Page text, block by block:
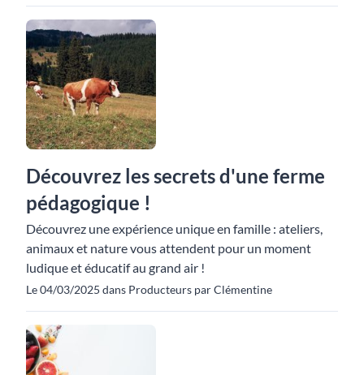
Découvrez les secrets d'une ferme
pédagogique !
Découvrez une expérience unique en famille : ateliers,
animaux et nature vous attendent pour un moment
ludique et éducatif au grand air !
Le 04/03/2025 dans Producteurs par Clémentine